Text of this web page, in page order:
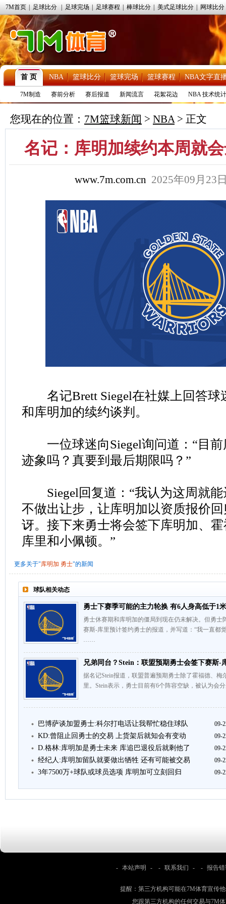
7M首页 足球比分 足球完场 足球赛程 棒球比分 美式足球比分 网球比分
首 页 NBA 篮球比分 篮球完场 篮球赛程 NBA文字直
7M制造 赛前分析 赛后报道 新闻流言 花絮花边 NBA 技术统计
您现在的位置： 7M篮球新闻 > NBA> 正文
名记：库明加续约本周就
www.7m.com.cn 2025年09月23
名记Brett Siegel在社媒上回答球
和库明加的续约谈判。
一位球迷向Siegel询问道：“目前
迹象吗？真要到最后期限吗？”
Siegel回复道：“我认为这周就能
不做出让步，让库明加以资质报价
讶。接下来勇士将会签下库明加、
库里和小佩顿。”
更多关于"库明加 勇士"的新闻
球队相关动态
勇士下赛季可能的主力轮换 有6人身高低于1
勇士休赛期和库明加的僵局到现在仍未解决。但勇
赛斯-库里预计签约勇士的报道，并写道：“我一直都
……
兄弟同台？Stein：联盟预期勇士会签下赛斯-
据名记Stein报道，联盟普遍预期勇士除了霍福德、
里。Stein表示，勇士目前有6个阵容空缺，被认为
巴博萨谈加盟勇士:科尔打电话让我帮忙稳住球队 09-
KD:曾阻止回勇士的交易 上货架后就知会有变动 09-
D.格林:库明加是勇士未来 库追巴退役后就剩他了 09-
经纪人:库明加留队就要做出牺牲 还有可能被交易 09-
3年7500万+球队或球员选项 库明加可立刻回归 09-
- 本站声明 - - 联系我们 - - 报告
提醒：第三方机构可能在7M体育宣传
您跟第三方机构的任何交易与7M